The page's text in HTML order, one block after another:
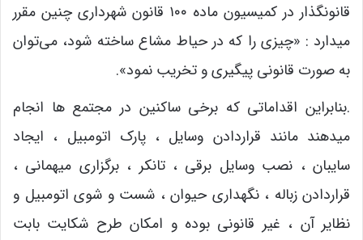
قانونگذار در کمیسیون ماده ۱۰۰ قانون شهرداری چنین مقرر
میدارد : «چیزی را که در حیاط مشاع ساخته شود، می‌توان
به صورت قانونی پیگیری و تخریب نمود».
.بنابراین اقداماتی که برخی ساکنین در مجتمع ها انجام
میدهند مانند قراردادن وسایل ، پارک اتومبیل ، ایجاد
سایبان ، نصب وسایل برقی ، تانکر ، برگزاری میهمانی ،
قراردادن زباله ، نگهداری حیوان ، شست و شوی اتومبیل و
نظایر آن ، غیر قانونی بوده و امکان طرح شکایت بابت